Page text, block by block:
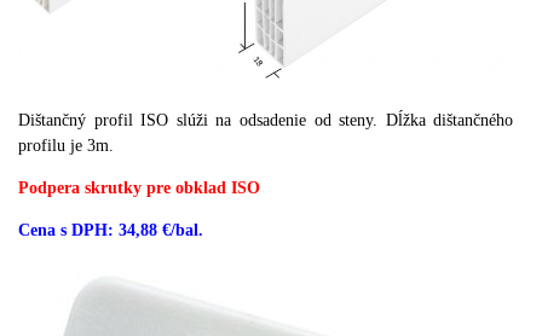
Dištančný profil ISO slúži na odsadenie od steny. Dĺžka dištančného
profilu je 3m.
Podpera skrutky pre obklad ISO
Cena s DPH: 34,88 €/bal.